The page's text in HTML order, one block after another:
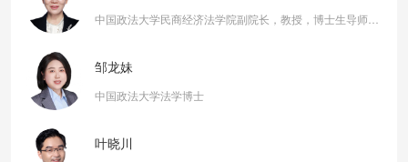
邹龙妹
中国政法大学法学博士
叶晓川